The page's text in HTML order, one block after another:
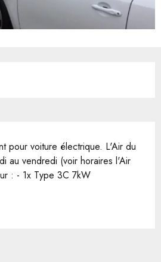
pour voiture électrique. L'Air du
au vendredi (voir horaires l'Air
: - 1x Type 3C 7kW